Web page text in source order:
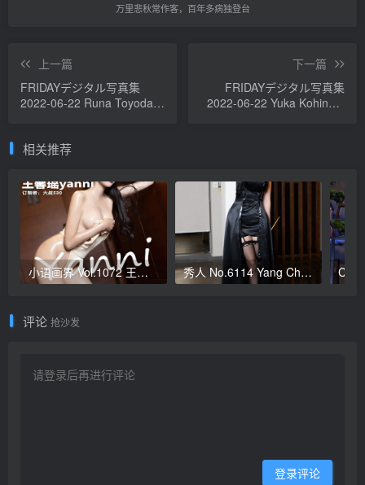
万里悲秋常作客，百年多病独登台
上一篇
FRIDAYデジタル写真集
2022-06-22 Runa Toyoda
下一篇
FRIDAYデジタル写真集
2022-06-22 Yuka Kohinata
相关推荐
小语画界 Vol.1072 王馨瑶yanni 秀人 No.6114 Yang Chen Chen (杨晨晨Yome)
评论 抢沙发
登录评论